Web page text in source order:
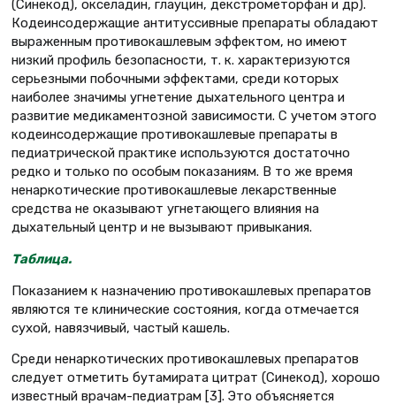
(Синекод), окселадин, глауцин, декстрометорфан и др).
Кодеинсодержащие антитуссивные препараты обладают
выраженным противокашлевым эффектом, но имеют
низкий профиль безопасности, т. к. характеризуются
серьезными побочными эффектами, среди которых
наиболее значимы угнетение дыхательного центра и
развитие медикаментозной зависимости. С учетом этого
кодеинсодержащие противокашлевые препараты в
педиатрической практике используются достаточно
редко и только по особым показаниям. В то же время
ненаркотические противокашлевые лекарственные
средства не оказывают угнетающего влияния на
дыхательный центр и не вызывают привыкания.
Таблица.
Показанием к назначению противокашлевых препаратов
являются те клинические состояния, когда отмечается
сухой, навязчивый, частый кашель.
Среди ненаркотических противокашлевых препаратов
следует отметить бутамирата цитрат (Синекод), хорошо
известный врачам-педиатрам [3]. Это объясняется